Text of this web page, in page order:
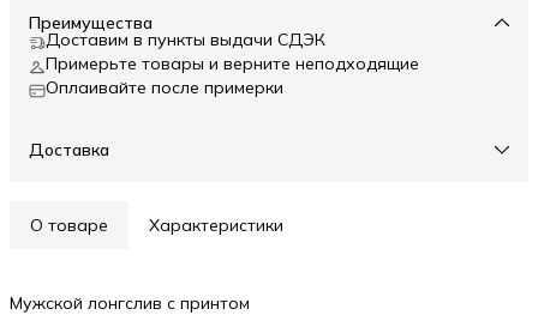
Преимущества
Доставим в пункты выдачи СДЭК
Примерьте товары и верните неподходящие
Оплаивайте после примерки
Доставка
О товаре Характеристики
Мужской лонгслив с принтом